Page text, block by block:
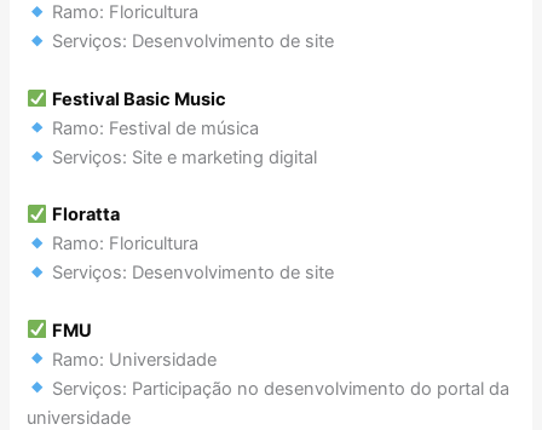
Ramo: Floricultura
Serviços: Desenvolvimento de site
Festival Basic Music
Ramo: Festival de música
Serviços: Site e marketing digital
Floratta
Ramo: Floricultura
Serviços: Desenvolvimento de site
FMU
Ramo: Universidade
Serviços: Participação no desenvolvimento do portal da
universidade